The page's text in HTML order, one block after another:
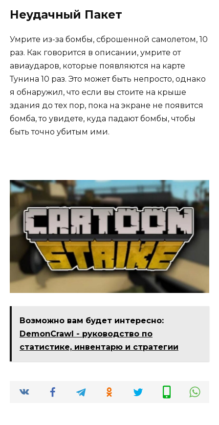
Неудачный Пакет
Умрите из-за бомбы, сброшенной самолетом, 10
раз. Как говорится в описании, умрите от
авиаударов, которые появляются на карте
Тунина 10 раз. Это может быть непросто, однако
я обнаружил, что если вы стоите на крыше
здания до тех пор, пока на экране не появится
бомба, то увидете, куда падают бомбы, чтобы
быть точно убитым ими.
Возможно вам будет интересно:
DemonCrawl - руководство по
статистике, инвентарю и стратегии